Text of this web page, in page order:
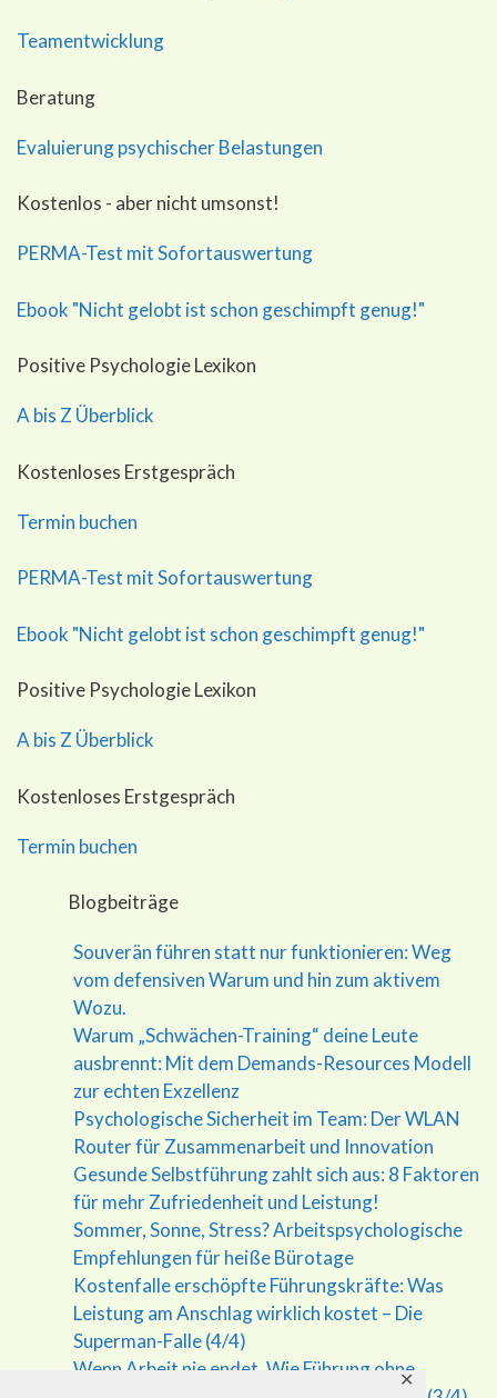
✕
Teamentwicklung
Beratung
Evaluierung psychischer Belastungen
Kostenlos - aber nicht umsonst!
PERMA-Test mit Sofortauswertung
Ebook "Nicht gelobt ist schon geschimpft genug!"
Positive Psychologie Lexikon
A bis Z Überblick
Kostenloses Erstgespräch
Termin buchen
PERMA-Test mit Sofortauswertung
Ebook "Nicht gelobt ist schon geschimpft genug!"
Positive Psychologie Lexikon
A bis Z Überblick
Kostenloses Erstgespräch
Termin buchen
Blogbeiträge
Souverän führen statt nur funktionieren: Weg
vom defensiven Warum und hin zum aktivem
Wozu.
Warum „Schwächen-Training“ deine Leute
ausbrennt: Mit dem Demands-Resources Modell
zur echten Exzellenz
Psychologische Sicherheit im Team: Der WLAN
Router für Zusammenarbeit und Innovation
Gesunde Selbstführung zahlt sich aus: 8 Faktoren
für mehr Zufriedenheit und Leistung!
Sommer, Sonne, Stress? Arbeitspsychologische
Empfehlungen für heiße Bürotage
Kostenfalle erschöpfte Führungskräfte: Was
Leistung am Anschlag wirklich kostet – Die
Superman-Falle (4/4)
Wenn Arbeit nie endet. Wie Führung ohne